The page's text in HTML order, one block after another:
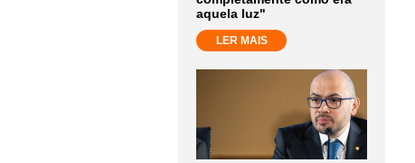
aquela luz"
LER MAIS